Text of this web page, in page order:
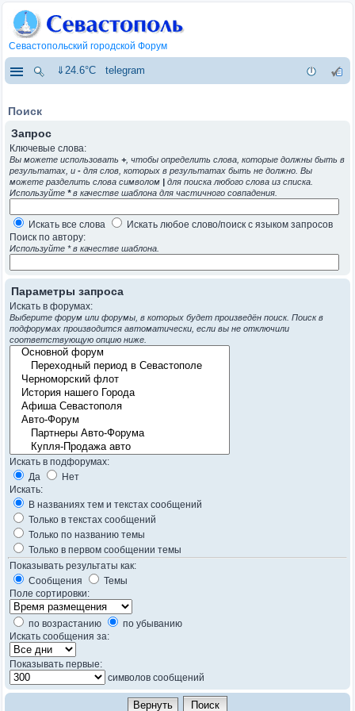
Севастопольский городской Форум
⇓24.6°C telegram
Поиск
Запрос
Ключевые слова:
Вы можете использовать +, чтобы определить слова, которые должны быть в
результатах, и - для слов, которых в результатах быть не должно. Вы
можете разделить слова символом | для поиска любого слова из списка.
Используйте *в качестве шаблона для частичного совпадения.
Искать все слова
Искать любое слово/поиск с языком запросов
Поиск по автору:
Используйте * в качестве шаблона.
Параметры запроса
Искать в форумах:
Выберите форум или форумы, в которых будет произведён поиск. Поиск в
подфорумах производится автоматически, если вы не отключили
соответствующую опцию ниже.
Искать в подфорумах:
Да
Нет
Искать:
В названиях тем и текстах сообщений
Только в текстах сообщений
Только по названию темы
Только в первом сообщении темы
Показывать результаты как:
Сообщения
Темы
Поле сортировки:
по возрастанию
по убыванию
Искать сообщения за:
Показывать первые:
символов сообщений